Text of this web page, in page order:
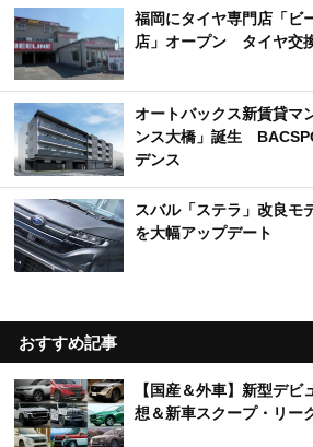
福岡にタイヤ専門店「ビ
店」オープン タイヤ交
オートバックス新賃貸マ
ンス大橋」誕生
デンス
スバル「ステラ」改良
を大幅アップデート
おすすめ記事
【国産＆外車】新型デ
想＆新車スクープ・リー